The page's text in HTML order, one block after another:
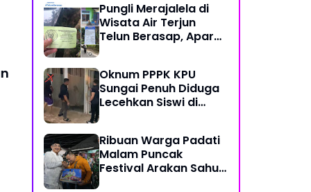
Pungli Merajalela di
Wisata Air Terjun
Telun Berasap, Aparat
Oknum PPPK KPU
Sungai Penuh Diduga
Lecehkan Siswi di
Ribuan Warga Padati
Malam Puncak
Festival Arakan Sahur